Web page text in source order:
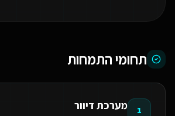
תחומי התמחות
1 מערכת דיוור